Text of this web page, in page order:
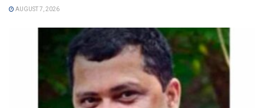
AUGUST 7, 2026